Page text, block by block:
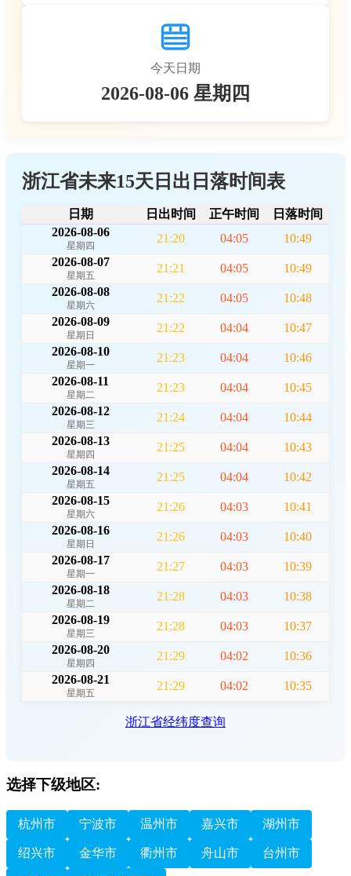
今天日期
2026-08-06 星期四
浙江省未来15天日出日落时间表
日期 日出时间 正午时间
日落时间
2026-08-06
星期四
21:20 04:05
10:49
2026-08-07
星期五
21:21 04:05
10:49
2026-08-08
星期六
21:22 04:05
10:48
2026-08-09
星期日
21:22 04:04
10:47
2026-08-10
星期一
21:23 04:04
10:46
2026-08-11
星期二
21:23 04:04
10:45
2026-08-12
星期三
21:24 04:04
10:44
2026-08-13
星期四
21:25 04:04
10:43
2026-08-14
星期五
21:25 04:04
10:42
2026-08-15
星期六
21:26 04:03
10:41
2026-08-16
星期日
21:26 04:03
10:40
2026-08-17
星期一
21:27 04:03
10:39
2026-08-18
星期二
21:28 04:03
10:38
2026-08-19
星期三
21:28 04:03
10:37
2026-08-20
星期四
21:29 04:02
10:36
2026-08-21
星期五
21:29 04:02 10:35
浙江省经纬度查询
选择下级地区:
杭州市 宁波市 温州市 嘉兴市 湖州市
绍兴市 金华市 衢州市 舟山市 台州市